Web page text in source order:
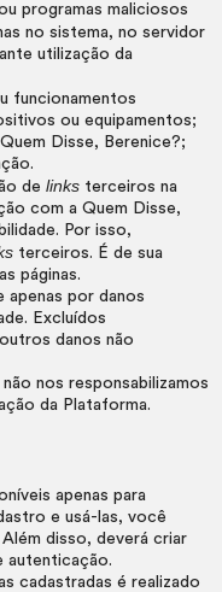
programas maliciosos
no sistema, no servidor
utilização da
funcionamentos
ou equipamentos;
Disse, Berenice?;
de links terceiros na
com a Quem Disse,
Por isso,
terceiros. É de sua
páginas.
apenas por danos
Excluídos
danos não
nos responsabilizamos
da Plataforma.
apenas para
e usá-las, você
disso, deverá criar
autenticação.
cadastradas é realizado